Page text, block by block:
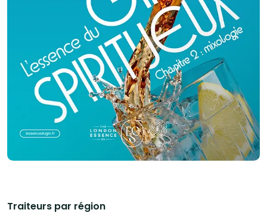
Traiteurs par région